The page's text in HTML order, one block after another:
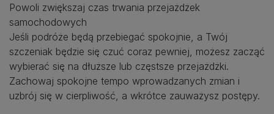
Powoli zwiększaj czas trwania przejażdżek
samochodowych
Jeśli podróże będą przebiegać spokojnie, a Twój
szczeniak będzie się czuć coraz pewniej, możesz zacząć
wybierać się na dłuższe lub częstsze przejażdżki.
Zachowaj spokojne tempo wprowadzanych zmian i
uzbrój się w cierpliwość, a wkrótce zauważysz postępy.